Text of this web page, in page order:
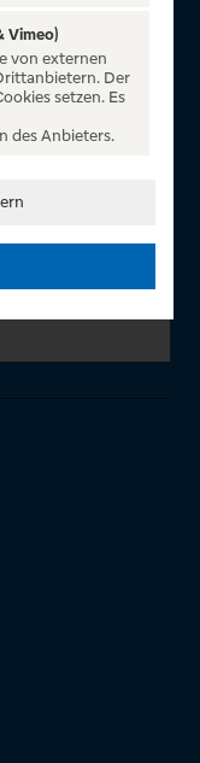
Auf
für
Shows, die
League und die
Vimeo)
von externen
Der
setzen. Es
des Anbieters.